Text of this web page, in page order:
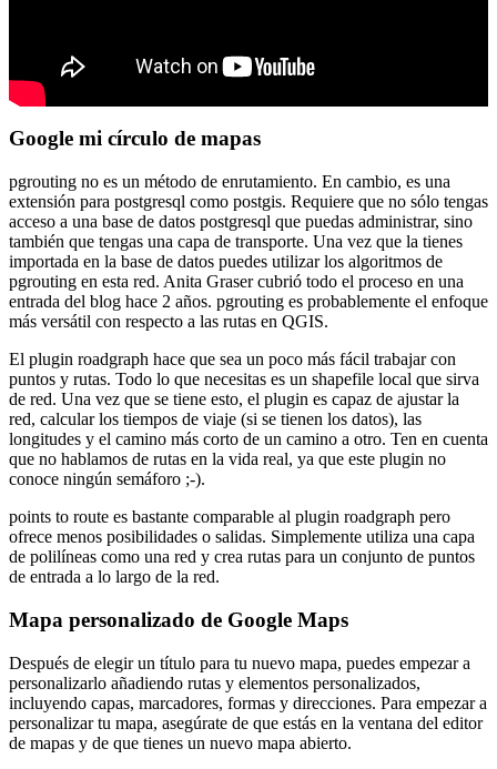
Google mi círculo de mapas
pgrouting no es un método de enrutamiento. En cambio, es una
extensión para postgresql como postgis. Requiere que no sólo tengas
acceso a una base de datos postgresql que puedas administrar, sino
también que tengas una capa de transporte. Una vez que la tienes
importada en la base de datos puedes utilizar los algoritmos de
pgrouting en esta red. Anita Graser cubrió todo el proceso en una
entrada del blog hace 2 años. pgrouting es probablemente el enfoque
más versátil con respecto a las rutas en QGIS.
El plugin roadgraph hace que sea un poco más fácil trabajar con
puntos y rutas. Todo lo que necesitas es un shapefile local que sirva
de red. Una vez que se tiene esto, el plugin es capaz de ajustar la
red, calcular los tiempos de viaje (si se tienen los datos), las
longitudes y el camino más corto de un camino a otro. Ten en cuenta
que no hablamos de rutas en la vida real, ya que este plugin no
conoce ningún semáforo ;-).
points to route es bastante comparable al plugin roadgraph pero
ofrece menos posibilidades o salidas. Simplemente utiliza una capa
de polilíneas como una red y crea rutas para un conjunto de puntos
de entrada a lo largo de la red.
Mapa personalizado de Google Maps
Después de elegir un título para tu nuevo mapa, puedes empezar a
personalizarlo añadiendo rutas y elementos personalizados,
incluyendo capas, marcadores, formas y direcciones. Para empezar a
personalizar tu mapa, asegúrate de que estás en la ventana del editor
de mapas y de que tienes un nuevo mapa abierto.